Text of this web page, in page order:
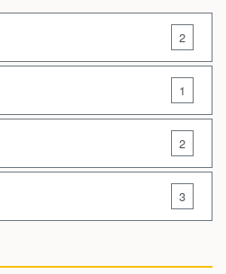
2
1
2
3